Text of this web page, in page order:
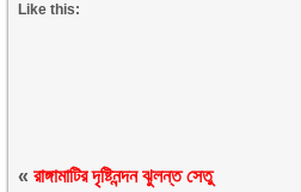
Like this:
«রাঙ্গামাটির দৃষ্টিনন্দন ঝুলন্ত সেতু